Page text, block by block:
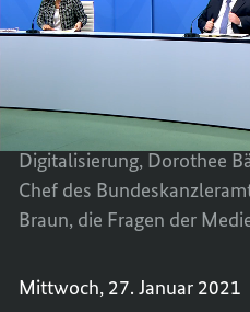
Das Bundeskabinett hat
Datenstrategie der
einem Pressegespräch
Beauftragte der
Digitalisierung, Dorothee
Chef des
Braun, die Fragen der
Mittwoch, 27. Januar 2021